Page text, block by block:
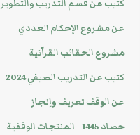
كتيب عن قسم التدريب والتطوير
عن مشروع الإحكام العددي
مشروع الحقائب القرآنية
كتيب عن التدريب الصيفي 2024
عن الوقف تعريف وإنجاز
حصاد 1445 - المنتجات الوقفية